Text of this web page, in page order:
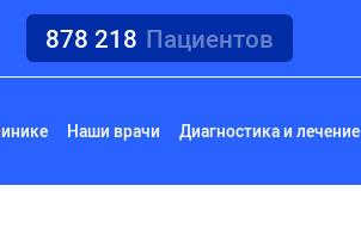
878 218 Пациентов
Наши врачи Диагностика и лечение